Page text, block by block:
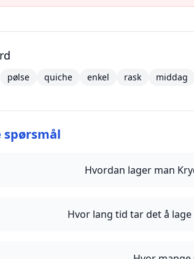
pølse quiche enkel rask middag
Hvordan lager man
Hvor lang tid tar det å